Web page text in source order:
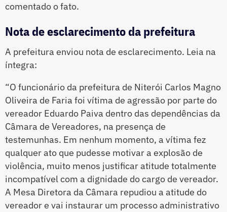
comentado o fato.
Nota de esclarecimento da prefeitura
A prefeitura enviou nota de esclarecimento. Leia na
íntegra:
“O funcionário da prefeitura de Niterói Carlos Magno
Oliveira de Faria foi vítima de agressão por parte do
vereador Eduardo Paiva dentro das dependências da
Câmara de Vereadores, na presença de
testemunhas. Em nenhum momento, a vítima fez
qualquer ato que pudesse motivar a explosão de
violência, muito menos justificar atitude totalmente
incompatível com a dignidade do cargo de vereador.
A Mesa Diretora da Câmara repudiou a atitude do
vereador e vai instaurar um processo administrativo